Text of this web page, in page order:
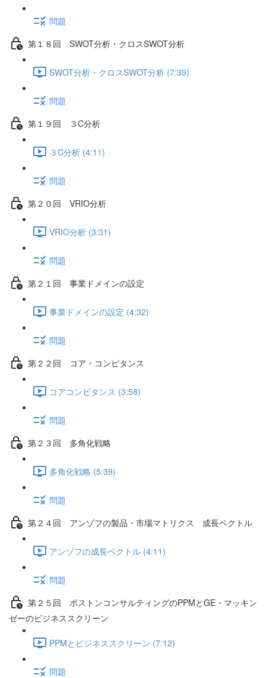
問題
第１８回 SWOT分析・クロスSWOT分析
SWOT分析・クロスSWOT分析 (7:39)
問題
第１９回 ３C分析
３C分析 (4:11)
問題
第２０回 VRIO分析
VRIO分析 (3:31)
問題
第２１回 事業ドメインの設定
事業ドメインの設定 (4:32)
問題
第２２回 コア・コンピタンス
コアコンピタンス (3:58)
問題
第２３回 多角化戦略
多角化戦略 (5:39)
問題
第２４回 アンゾフの製品・市場マトリクス 成長ベクトル
アンゾフの成長ベクトル (4:11)
問題
第２５回 ボストンコンサルティングのPPMとGE・マッキン
ゼーのビジネススクリーン
PPMとビジネススクリーン (7:12)
問題